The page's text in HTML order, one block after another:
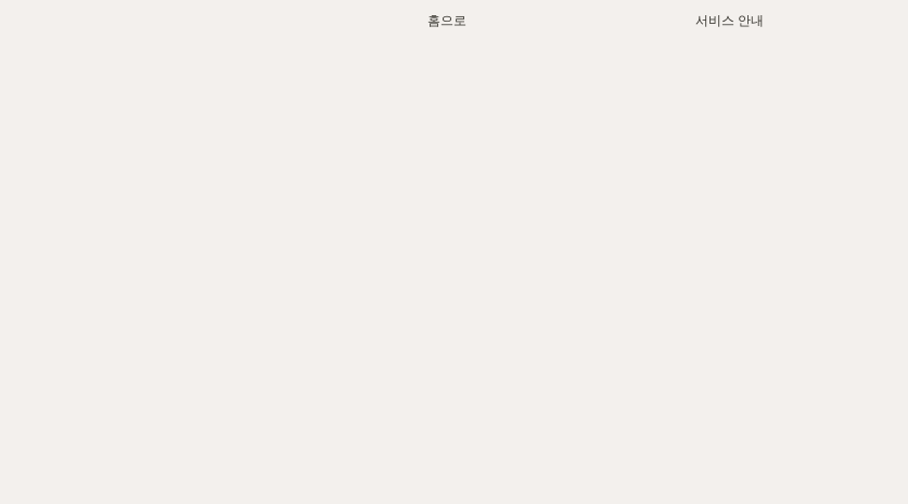
홈으로 서비스 안내